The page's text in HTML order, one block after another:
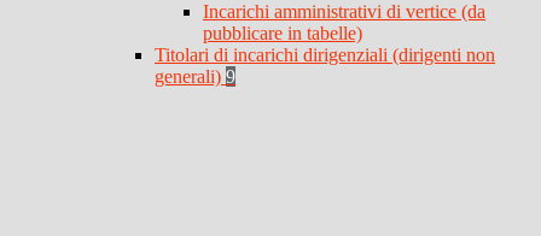
Incarichi amministrativi di vertice (da
pubblicare in tabelle)
Titolari di incarichi dirigenziali (dirigenti non
generali) 9